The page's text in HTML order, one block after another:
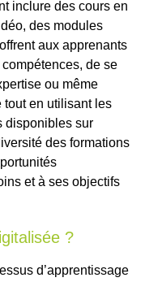
inclure des cours en
des modules
aux apprenants
de se
ou même
tout en utilisant les
disponibles sur
des formations
et à ses objectifs
?
d’apprentissage